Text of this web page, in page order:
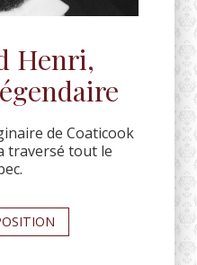
Henri,
de Coaticook
traversé tout le